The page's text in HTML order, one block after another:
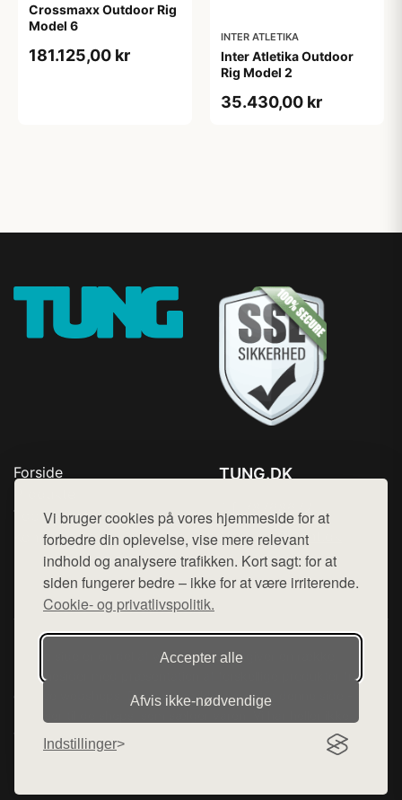
Vi bruger cookies på vores hjemmeside for at
forbedre din oplevelse, vise mere relevant
indhold og analysere trafikken. Kort sagt: for at
siden fungerer bedre – ikke for at være irriterende.
Cookie- og privatlivspolitik.
Accepter alle
Afvis ikke‑nødvendige
Indstillinger
Crossmaxx Outdoor Rig
Model 6
181.125,00 kr
INTER ATLETIKA
Inter Atletika Outdoor
Rig Model 2
35.430,00 kr
Forside
Top Rabatter
Kontakt
TUNG.DK
Mail: hej@want.dk
Cookie- og privatlivspolitik
Denne side er en del af want.dk, der udgiver en række
hjemmesider med præsentation af forskellige produkter fra
diverse webshops. Der sælges ikke varer fra denne side - vi
varerne på lager.